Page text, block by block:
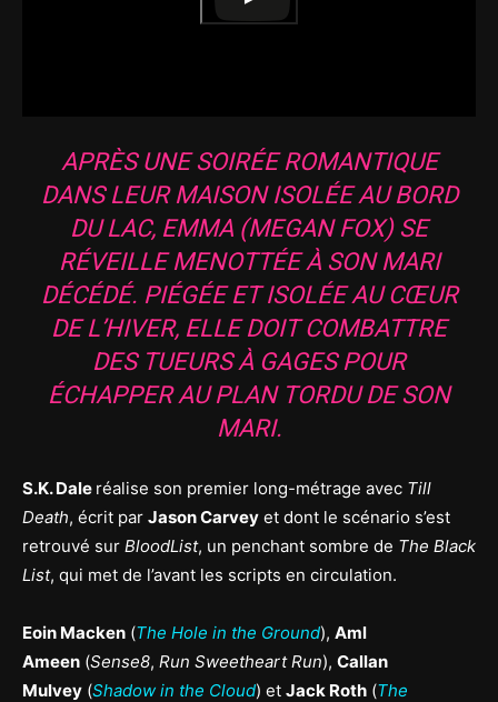
APRÈS UNE SOIRÉE ROMANTIQUE
DANS LEUR MAISON ISOLÉE AU BORD
DU LAC, EMMA (MEGAN FOX) SE
RÉVEILLE MENOTTÉE À SON MARI
DÉCÉDÉ. PIÉGÉE ET ISOLÉE AU CŒUR
DE L’HIVER, ELLE DOIT COMBATTRE
DES TUEURS À GAGES POUR
ÉCHAPPER AU PLAN TORDU DE SON
MARI.
S.K. Dale réalise son premier long-métrage avec Till
Death, écrit par Jason Carvey et dont le scénario s’est
retrouvé sur BloodList, un penchant sombre de The Black
List, qui met de l’avant les scripts en circulation.
Eoin Macken (The Hole in the Ground), Aml
Ameen (Sense8, Run Sweetheart Run), Callan
Mulvey (Shadow in the Cloud) et Jack Roth (The